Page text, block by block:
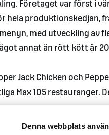
Denna webbplats
Företaget var först i
hela produktionskedjan,
med utveckling av
annat än rött kött år
Jack Chicken och
Max 105 restauranger.